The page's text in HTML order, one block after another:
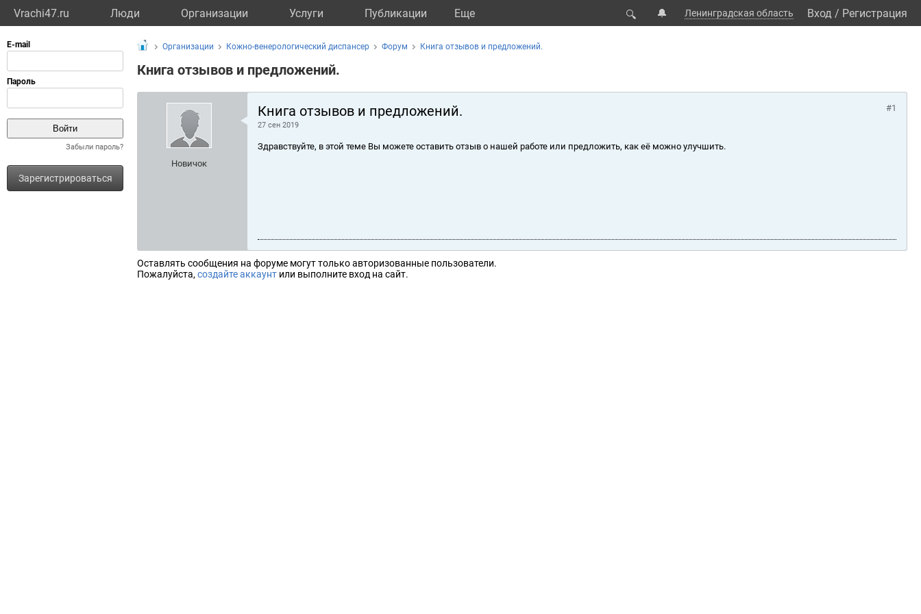
Vrachi47.ru Люди Организации Услуги Публикации Eще 🔍 🔔 Ленинградская область Вход / Регистрация
Забыли пароль?
Зарегистрироваться
Организации Кожно-венерологический диспансер Форум Книга отзывов и предложений.
Книга отзывов и предложений.
Новичок
Книга отзывов и предложений.
27 сен 2019
#1
Здравствуйте, в этой теме Вы можете оставить отзыв о нашей работе или предложить, как её можно улучшить.
Оставлять сообщения на форуме могут только авторизованные пользователи.
Пожалуйста, создайте аккаунт или выполните вход на сайт.